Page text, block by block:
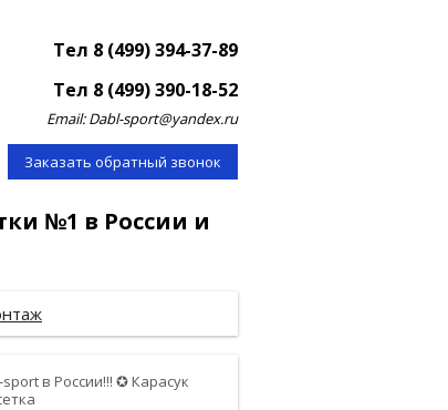
Тел 8 (499) 394-37-89
Тел 8 (499) 390-18-52
Email: Dabl-sport@yandex.ru
Заказать обратный звонок
№1 в России и
в России!!! ✪ Карасук